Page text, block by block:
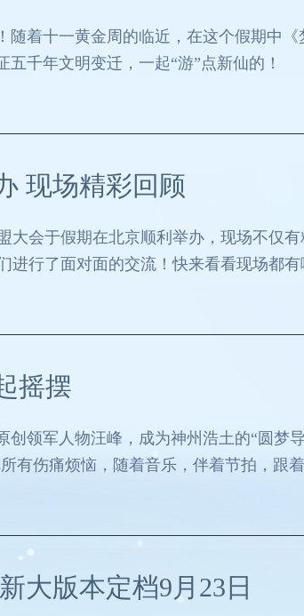
随着十一黄金周的临近，在这个假期中
千年文明变迁，一起“游”点新仙的！
现场精彩回顾
会于假期在北京顺利举办，现场不仅有
行了面对面的交流！快来看看现场都有
摇摆
创领军人物汪峰，成为神州浩土的“圆梦
伤痛烦恼，随着音乐，伴着节拍，跟
大版本定档9月23日